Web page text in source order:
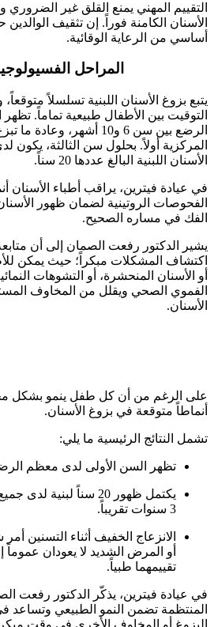
التقييم المهني يمنع القلق غير
الأسنان الكامنة فوراً. إن تثقيف
أساسي من الرعاية الوقائية.
المراحل
يتبع بزوغ الأسنان اللبنية تسلسلاً
التوقيت بين الأطفال طبيعية تماماً.
الرضع بين سن 6 و10 أشهر،
المركزية أولاً. بحلول سن الثالثة،
الأسنان اللبنية البالغ عددها 20 سناً.
في عيادة فيترين، يراقب أطباء الأسنان
الفحوصات الروتينية لضمان ظهور
الفك في مساره الصحيح.
يشير الدكتور رفعت الصمان إلى أن
اكتشاف المشكلات مبكراً؛ حيث يمكن
أو الأسنان المنحشرة، أو التشوهات
الفموي الصحي ويقلل من المخاوف
الأسنان.
على الرغم من أن كل طفل ينمو بشكل
أنماطاً متوقعة في بزوغ الأسنان.
تشمل النتائج الرئيسية ما يلي:
تظهر السن الأولى لدى معظم الرضع بين
يكتمل ظهور 20 سناً
3 سنوات تقريباً.
الانزعاج الخفيف أثناء التسنين
أو المرض الشديد لا يعودان
تقييمهما طبياً.
في عيادة فيترين، يذكّر الدكتور رفعت
المنتظمة تضمن النمو الطبيعي وتساعد
البزوغ أو المخاوف الأخرى في وقت